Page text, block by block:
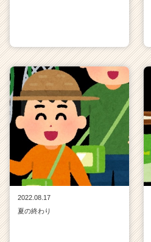
2022.08.17
夏の終わり